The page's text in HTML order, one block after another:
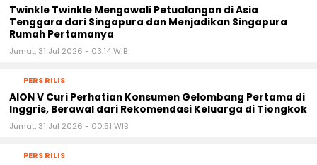
Twinkle Twinkle Mengawali Petualangan di Asia
Tenggara dari Singapura dan Menjadikan Singapura
Rumah Pertamanya
Jumat, 31 Jul 2026 - 03:14 WIB
PERS RILIS
AION V Curi Perhatian Konsumen Gelombang Pertama di
Inggris, Berawal dari Rekomendasi Keluarga di Tiongkok
Jumat, 31 Jul 2026 - 00:51 WIB
PERS RILIS